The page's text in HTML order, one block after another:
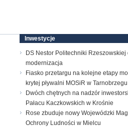
Inwestycje
DS Nestor Politechniki Rzeszowskiej
modernizacja
Fiasko przetargu na kolejne etapy
krytej pływalni MOSiR w Tarnobrzegu
Dwóch chętnych na nadzór
Pałacu Kaczkowskich w Krośnie
Rose zbuduje nowy Wojewódzki
Ochrony Ludności w Mielcu